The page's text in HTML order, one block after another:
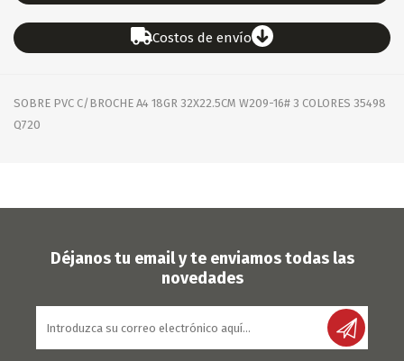
Costos de envío
SOBRE PVC C/BROCHE A4 18GR 32X22.5CM W209-16# 3 COLORES 35498
Q720
Déjanos tu email y te enviamos todas las
novedades